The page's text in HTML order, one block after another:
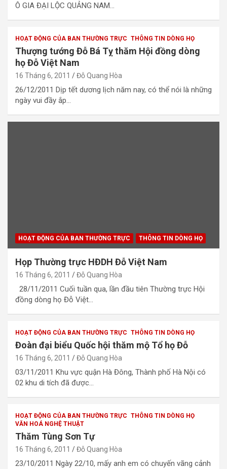
Ô GIA ĐẠI LỘC QUẢNG NAM…
HOẠT ĐỘNG CỦA BAN THƯỜNG TRỰC THÔNG TIN DÒNG HỌ
Thượng tướng Đỗ Bá Tỵ thăm Hội đồng dòng
họ Đỗ Việt Nam
16 Tháng 6, 2011 Đỗ Quang Hòa
26/12/2011 Dịp tết dương lịch năm nay, có thể nói là những
ngày vui đầy ắp…
HOẠT ĐỘNG CỦA BAN THƯỜNG TRỰC THÔNG TIN DÒNG HỌ
Họp Thường trực HĐDH Đỗ Việt Nam
16 Tháng 6, 2011 Đỗ Quang Hòa
28/11/2011 Cuối tuần qua, lần đầu tiên Thường trực Hội
đồng dòng họ Đỗ Việt…
HOẠT ĐỘNG CỦA BAN THƯỜNG TRỰC THÔNG TIN DÒNG HỌ
Đoàn đại biểu Quốc hội thăm mộ Tổ họ Đỗ
16 Tháng 6, 2011 Đỗ Quang Hòa
03/11/2011 Khu vực quận Hà Đông, Thành phố Hà Nội có
02 khu di tích đã được…
HOẠT ĐỘNG CỦA BAN THƯỜNG TRỰC THÔNG TIN DÒNG HỌ
VĂN HOÁ NGHỆ THUẬT
Thăm Tùng Sơn Tự
16 Tháng 6, 2011 Đỗ Quang Hòa
23/10/2011 Ngày 22/10, mấy anh em có chuyến vãng cảnh